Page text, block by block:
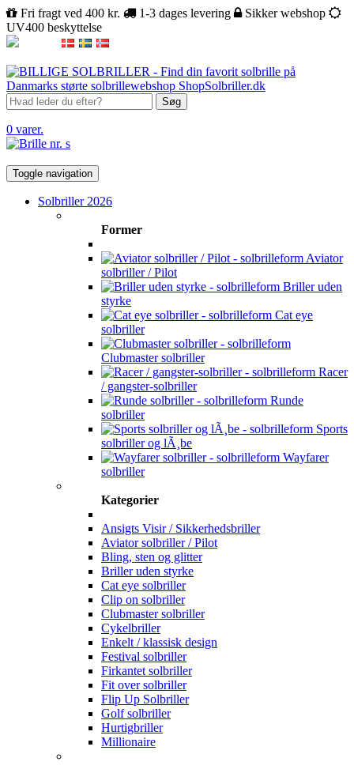
Fri fragt ved 400 kr. 1-3 dages levering
Sikker webshop
UV400 beskyttelse
Søg
0 varer.
Toggle navigation
Solbriller 2026
Former
Aviator
solbriller / Pilot
Briller uden
styrke
Cat eye
solbriller
Clubmaster solbriller
Racer
/ gangster-solbriller
Runde
solbriller
Sports
solbriller og lÃ¸be
Wayfarer
solbriller
Kategorier
Ansigts Visir / Sikkerhedsbriller
Aviator solbriller / Pilot
Bling, sten og glitter
Briller uden styrke
Cat eye solbriller
Clip on solbriller
Clubmaster solbriller
Cykelbriller
Enkelt / klassisk design
Festival solbriller
Firkantet solbriller
Fit over solbriller
Flip Up Solbriller
Golf solbriller
Hurtigbriller
Millionaire